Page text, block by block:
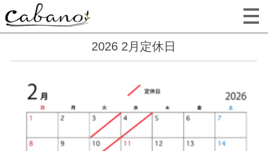
2026 2月定休日